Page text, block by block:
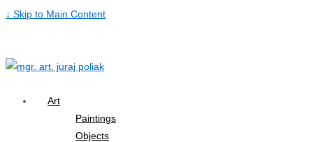
↓ Skip to Main Content
Art
Paintings
Objects